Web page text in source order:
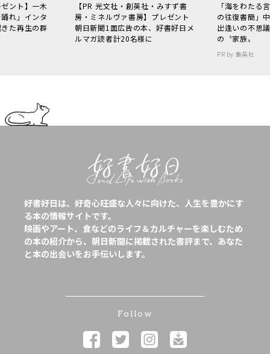
ント】一木
れ」インタ
た再生の群
【PR 光文社・創英社・みすず書
房・ミネルヴァ書房】プレゼント
朝日新聞1面広告の本、好書好日メ
ルマガ読者計20名様に
「海をわた
の往復書簡」
出逢いの不思
の〝家族〟
PR by 集英社
好書好日は、好奇心旺盛な人々に向けた、人生を豊かにす
る本の情報サイトです。
映画やアート、食などのライフ＆カルチャーを楽しむため
の本の紹介から、朝日新聞に掲載された書評まで、あなた
と本の出会いをお手伝いします。
Follow